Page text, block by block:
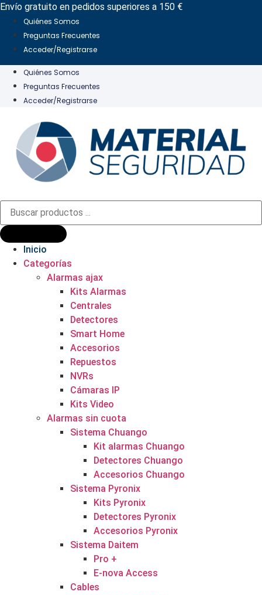
Ir
contenido
Envío gratuito en pedidos superiores a 150 €
Quiénes Somos
Preguntas Frecuentes
Acceder/Registrarse
Quiénes Somos
Preguntas Frecuentes
Acceder/Registrarse
Búsqueda
productos
Inicio
Categorías
Alarmas ajax
Kits Alarmas
Centrales
Detectores
Smart Home
Accesorios
Repuestos
NVRs
Cámaras IP
Kits Video
Alarmas sin cuota
Sistema Chuango
Kit alarmas Chuango
Detectores Chuango
Accesorios Chuango
Sistema Pyronix
Kits Pyronix
Detectores Pyronix
Accesorios Pyronix
Sistema Daitem
Pro +
E-nova Access
Cables